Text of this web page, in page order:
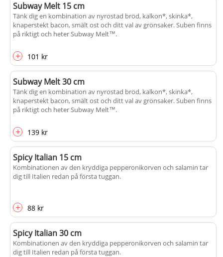
Subway Melt 15 cm
Tänk dig en kombination av nyrostad bröd, kalkon*, skinka*,
knaperstekt bacon, smält ost och ditt val av grönsaker. Suben finns
på riktigt och heter Subway Melt™.
+ 101 kr
Subway Melt 30 cm
Tänk dig en kombination av nyrostad bröd, kalkon*, skinka*,
knaperstekt bacon, smält ost och ditt val av grönsaker. Suben finns
på riktigt och heter Subway Melt™.
+ 139 kr
Spicy Italian 15 cm
Kombinationen av den kryddiga pepperonikorven och salamin tar
dig till Italien redan på första tuggan.
+ 88 kr
Spicy Italian 30 cm
Kombinationen av den kryddiga pepperonikorven och salamin tar
dig till Italien redan på första tuggan.